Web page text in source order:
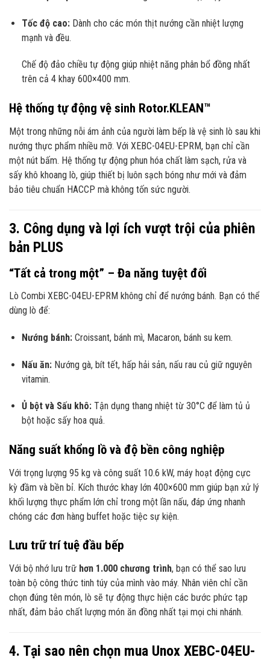
Tốc độ cao:Dành cho các món thịt nướng cần nhiệt lượng
mạnh và đều.
Chế độ đảo chiều tự động giúp nhiệt năng phân bổ đồng nhất
trên cả 4 khay 600×400 mm.
Hệ thống tự động vệ sinh Rotor.KLEAN™
Một trong những nỗi ám ảnh của người làm bếp là vệ sinh lò sau khi
nướng thực phẩm nhiều mỡ. Với XEBC-04EU-EPRM, bạn chỉ cần
một nút bấm. Hệ thống tự động phun hóa chất làm sạch, rửa và
sấy khô khoang lò, giúp thiết bị luôn sạch bóng như mới và đảm
bảo tiêu chuẩn HACCP mà không tốn sức người.
3. Công dụng và lợi ích vượt trội của phiên
bản PLUS
“Tất cả trong một” – Đa năng tuyệt đối
Lò Combi XEBC-04EU-EPRM không chỉ để nướng bánh. Bạn có thể
dùng lò để:
Nướng bánh:Croissant, bánh mì, Macaron, bánh su kem.
Nấu ăn:Nướng gà, bít tết, hấp hải sản, nấu rau củ giữ nguyên
vitamin.
Ủ bột và Sấu khô:Tận dụng thang nhiệt từ 30°C để làm tủ ủ
bột hoặc sấy hoa quả.
Năng suất khổng lồ và độ bền công nghiệp
Với trọng lượng 95 kg và công suất 10.6 kW, máy hoạt động cực
kỳ đầm và bền bỉ. Kích thước khay lớn 400×600 mm giúp bạn xử lý
khối lượng thực phẩm lớn chỉ trong một lần nấu, đáp ứng nhanh
chóng các đơn hàng buffet hoặc tiệc sự kiện.
Lưu trữ trí tuệ đầu bếp
Với bộ nhớ lưu trữ hơn 1.000 chương trình, bạn có thể sao lưu
toàn bộ công thức tinh túy của mình vào máy. Nhân viên chỉ cần
chọn đúng tên món, lò sẽ tự động thực hiện các bước phức tạp
nhất, đảm bảo chất lượng món ăn đồng nhất tại mọi chi nhánh.
4. Tại sao nên chọn mua Unox XEBC-04EU-